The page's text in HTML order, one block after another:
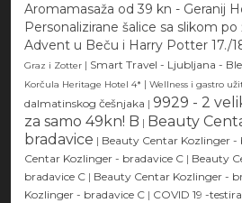
Aromamasaža od 39 kn - Geranij
Personalizirane šalice sa slikom po
Advent u Beču i Harry Potter 17./
Graz i Zotter | Smart Travel - Ljubljana -
Korčula Heritage Hotel 4* | Wellness i gastro
dalmatinskog češnjaka | 9929 - 2
za samo 49kn! B | Beauty
bradavice | Beauty Centar Kozlinger -
Centar Kozlinger - bradavice C | Beauty
bradavice C | Beauty Centar Kozlinger -
Kozlinger - bradavice C | COVID 19 -